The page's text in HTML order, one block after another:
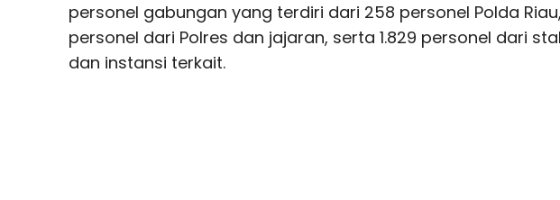
personel gabungan yang terdiri dari 258 personel Polda Riau,
personel dari Polres dan jajaran, serta 1.829 personel dari
dan instansi terkait.